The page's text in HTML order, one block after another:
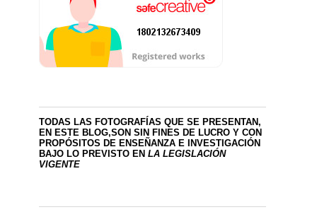
TODAS LAS FOTOGRAFÍAS QUE SE PRESENTAN,
EN ESTE BLOG,SON SIN FINES DE LUCRO Y CON
PROPÓSITOS DE ENSEÑANZA E INVESTIGACIÓN
BAJO LO PREVISTO EN LA LEGISLACIÓN
VIGENTE